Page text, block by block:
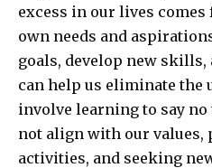
excess in our lives
own needs and
goals, develop new
can help us eliminate the
involve learning to say
not align with our
activities, and seeking